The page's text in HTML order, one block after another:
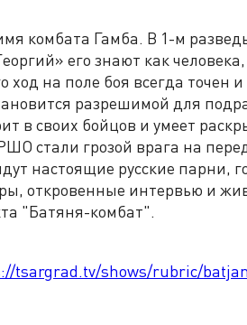
комбата Гамба. В 1-м
его знают как
ход на поле боя всегда точен
разрешимой для
в своих бойцов и умеет
стали грозой врага на
настоящие русские парни,
откровенные интервью и
"Батяня-комбат".
tsargrad.tv/shows/rubric/